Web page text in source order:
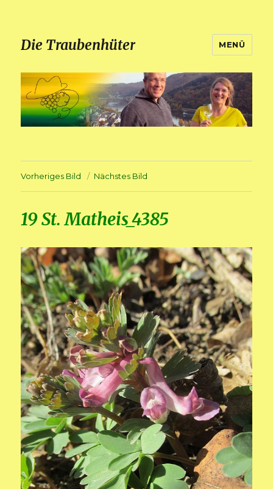
Die Traubenhüter MENÜ
Vorheriges Bild Nächstes Bild
19 St. Matheis_4385